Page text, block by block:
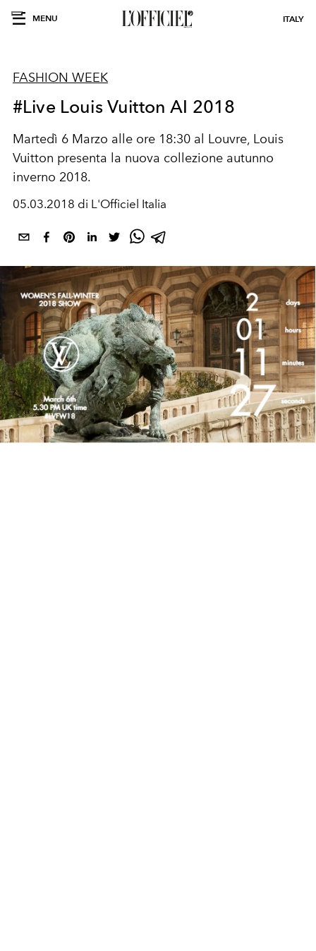
MENU ITALY
FASHION WEEK
#Live Louis Vuitton AI 2018
Martedì 6 Marzo alle ore 18:30 al Louvre, Louis
Vuitton presenta la nuova collezione autunno
inverno 2018.
05.03.2018 di L'Officiel Italia